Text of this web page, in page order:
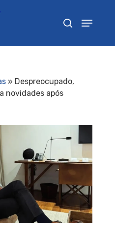
» Despreocupado,
novidades após